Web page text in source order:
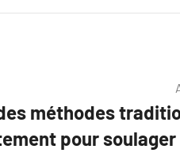
méthodes
pour soulager